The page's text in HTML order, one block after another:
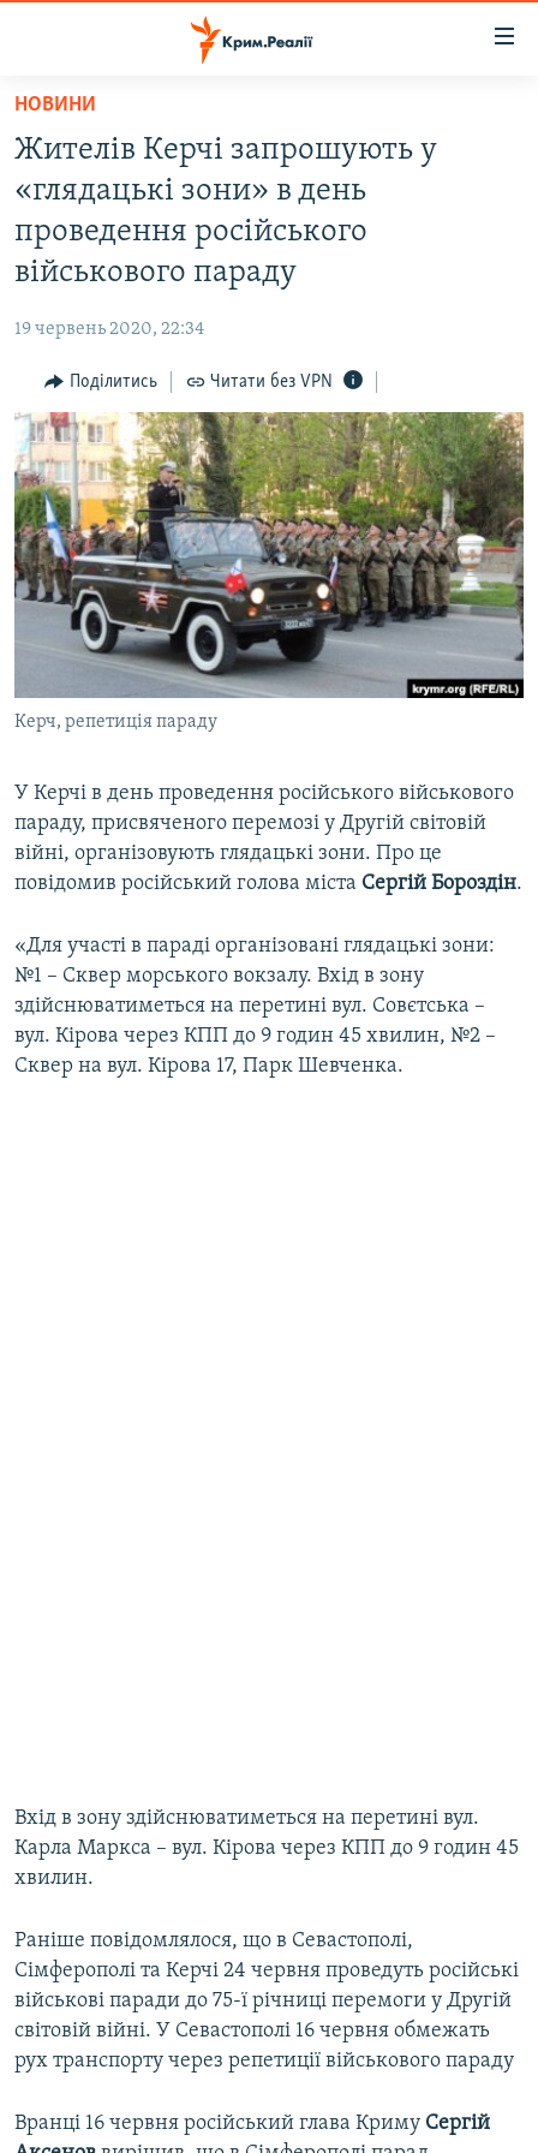
Перейти
основного
матеріалу
до
основної
Перейти
пошуку
ПОЛІТИКА
ПОГЛЯД
ІНТЕРВ'Ю
ВСЕ ЗА ДЕНЬ
СПЕЦПРОЕКТИ
ДЕПОРТАЦІЯ
ВІДЕОУРОКИ «ELIFBE»
СВІДЧЕННЯ ОКУПАЦІЇ
УКРАЇНСЬКА ПРОБЛЕМА КРИМУ
ЯК ОБІЙТИ БЛОКУВАННЯ
Русский
Qırımtatar
Усі сайти RFE/RL
НОВИНИ
Жителів Керчі запрошують у
«глядацькі зони» в день
проведення російського
військового параду
19 червень 2020, 22:34
Поділитись Читати без VPN
Керч, репетиція параду
У Керчі в день проведення російського військового
параду, присвяченого перемозі у Другій світовій
війні, організовують глядацькі зони. Про це
повідомив російський голова міста Сергій Бороздін.
«Для участі в параді організовані глядацькі зони:
№1 – Сквер морського вокзалу. Вхід в зону
здійснюватиметься на перетині вул. Совєтська –
вул. Кірова через КПП до 9 годин 45 хвилин, №2 –
Сквер на вул. Кірова 17, Парк Шевченка.
Вхід в зону здійснюватиметься на перетині вул.
Карла Маркса – вул. Кірова через КПП до 9 годин 45
хвилин.
Раніше повідомлялося, що в Севастополі,
Сімферополі та Керчі 24 червня проведуть російські
військові паради до 75-ї річниці перемоги у Другій
світовій війні. У Севастополі 16 червня обмежать
рух транспорту через репетиції військового параду
Вранці 16 червня російський глава Криму Сергій